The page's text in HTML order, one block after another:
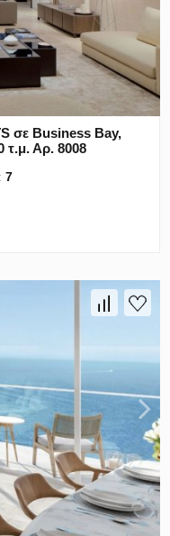
σε Business Bay,
τ.μ. Αρ. 8008
7